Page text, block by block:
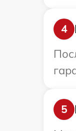
4
5